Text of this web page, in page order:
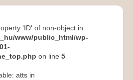
'ID' of non-object in
www/public_html/wp-
on line 5
atts in